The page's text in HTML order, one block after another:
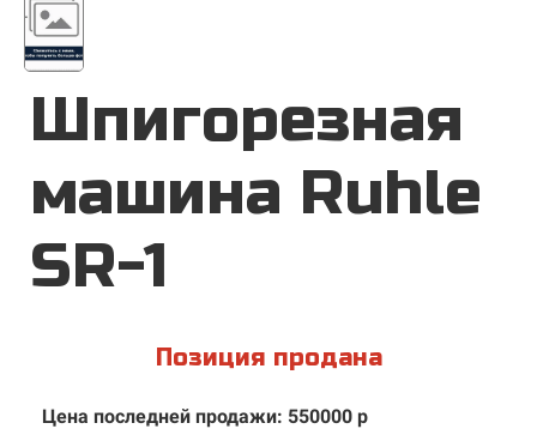
Шпигорезная
машина Ruhle
SR-1
Позиция продана
Цена последней продажи: 550000 р